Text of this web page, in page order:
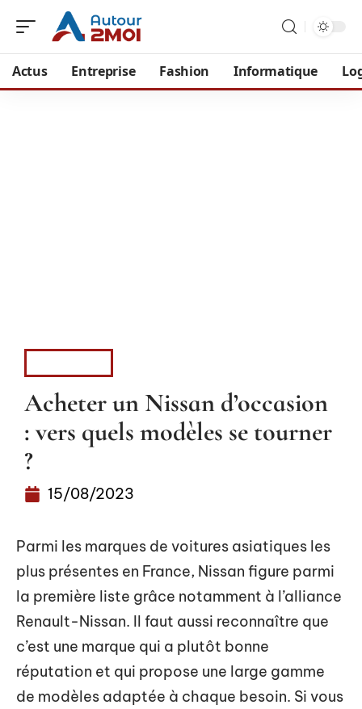
Actus Entreprise Fashion Informatique
Acheter un Nissan d’occasion
: vers quels modèles se tourner
?
15/08/2023
Parmi les marques de voitures asiatiques les
plus présentes en France, Nissan figure parmi
la première liste grâce notamment à l’alliance
Renault-Nissan. Il faut aussi reconnaître que
c’est une marque qui a plutôt bonne
réputation et qui propose une large gamme
de modèles adaptée à chaque besoin. Si vous